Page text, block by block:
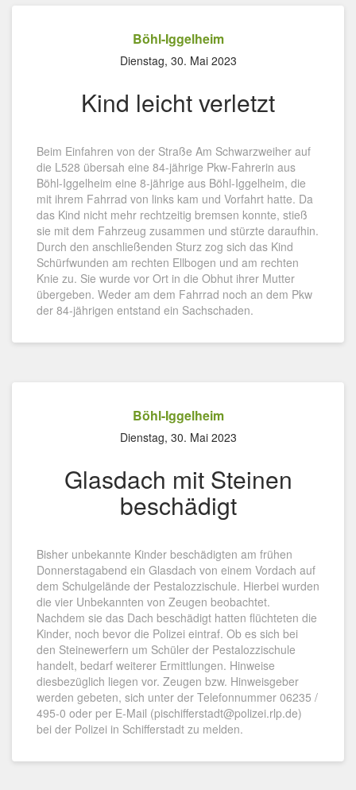
Böhl-Iggelheim
Dienstag, 30. Mai 2023
Kind leicht verletzt
Beim Einfahren von der Straße Am Schwarzweiher auf
die L528 übersah eine 84-jährige Pkw-Fahrerin aus
Böhl-Iggelheim eine 8-jährige aus Böhl-Iggelheim, die
mit ihrem Fahrrad von links kam und Vorfahrt hatte. Da
das Kind nicht mehr rechtzeitig bremsen konnte, stieß
sie mit dem Fahrzeug zusammen und stürzte daraufhin.
Durch den anschließenden Sturz zog sich das Kind
Schürfwunden am rechten Ellbogen und am rechten
Knie zu. Sie wurde vor Ort in die Obhut ihrer Mutter
übergeben. Weder am dem Fahrrad noch an dem Pkw
der 84-jährigen entstand ein Sachschaden.
Böhl-Iggelheim
Dienstag, 30. Mai 2023
Glasdach mit Steinen
beschädigt
Bisher unbekannte Kinder beschädigten am frühen
Donnerstagabend ein Glasdach von einem Vordach auf
dem Schulgelände der Pestalozzischule. Hierbei wurden
die vier Unbekannten von Zeugen beobachtet.
Nachdem sie das Dach beschädigt hatten flüchteten die
Kinder, noch bevor die Polizei eintraf. Ob es sich bei
den Steinewerfern um Schüler der Pestalozzischule
handelt, bedarf weiterer Ermittlungen. Hinweise
diesbezüglich liegen vor. Zeugen bzw. Hinweisgeber
werden gebeten, sich unter der Telefonnummer 06235 /
495-0 oder per E-Mail (pischifferstadt@polizei.rlp.de)
bei der Polizei in Schifferstadt zu melden.